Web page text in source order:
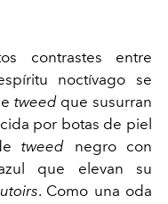
contrastes entre
noctívago se
tweed que susurran
por botas de piel
tweed negro con
que elevan su
. Como una oda